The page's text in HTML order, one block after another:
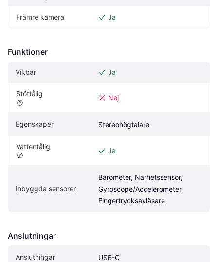
Främre kamera Ja
Funktioner
Vikbar Ja
Stöttålig Nej
Egenskaper Stereohögtalare
Vattentålig Ja
Inbyggda sensorer
Barometer, Närhetssensor,
Gyroscope/Accelerometer,
Fingertrycksavläsare
Anslutningar
Anslutningar USB-C